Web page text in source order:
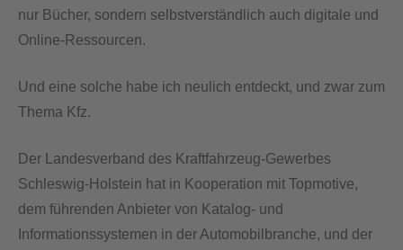
nur Bücher, sondern selbstverständlich auch digitale und
Online-Ressourcen.
Und eine solche habe ich neulich entdeckt, und zwar zum
Thema Kfz.
Der Landesverband des Kraftfahrzeug-Gewerbes
Schleswig-Holstein hat in Kooperation mit Topmotive,
dem führenden Anbieter von Katalog- und
Informationssystemen in der Automobilbranche, und der